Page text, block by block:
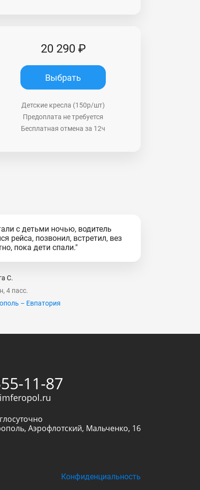
20 290 ₽
Выбрать
Детские кресла (150р/шт)
Предоплата не требуется
Бесплатная отмена за 12ч
с детьми ночью, водитель
рейса, позвонил, встретил, вез
пока дети спали."
С.
4 пасс.
– Евпатория
11-87
, Аэрофлотский, Мальченко, 16
Конфиденциальность